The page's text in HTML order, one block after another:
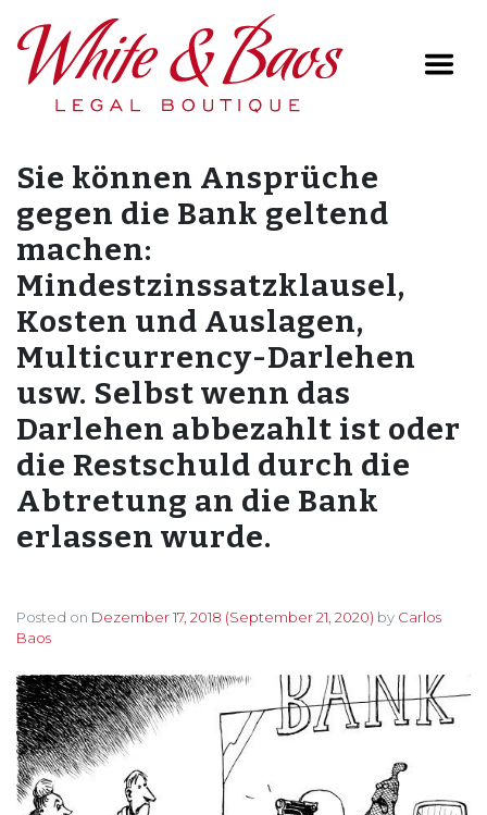
Main Navigation
Sie können Ansprüche
gegen die Bank geltend
machen:
Mindestzinssatzklausel,
Kosten und Auslagen,
Multicurrency-Darlehen
usw. Selbst wenn das
Darlehen abbezahlt ist oder
die Restschuld durch die
Abtretung an die Bank
erlassen wurde.
Posted on Dezember 17, 2018 (September 21, 2020) by Carlos
Baos